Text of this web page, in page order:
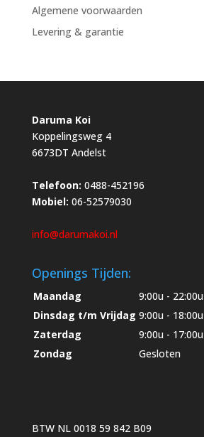
Algemene voorwaarden
Levering & garantie
Daruma Koi
Koppelingsweg 4
6673DT Andelst
Telefoon: 0488-452196
Mobiel: 06-52579030
info@darumakoi.nl
Openings Tijden:
Maandag
9:00u - 22:00u
Dinsdag t/m Vrijdag 9:00u - 18:00u
Zaterdag
9:00u - 17:00u
Zondag
Gesloten
BTW NL 0018 59 842 B09